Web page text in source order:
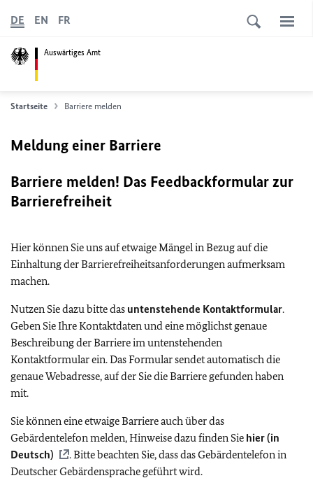
Auswärtiges Amt
DE EN FR
Startseite Barriere melden
Meldung einer Barriere
Barriere melden! Das Feedbackformular zur
Barrierefreiheit
Hier können Sie uns auf etwaige Mängel in Bezug auf die
Einhaltung der Barrierefreiheitsanforderungen aufmerksam
machen.
Nutzen Sie dazu bitte das untenstehende Kontaktformular.
Geben Sie Ihre Kontaktdaten und eine möglichst genaue
Beschreibung der Barriere im untenstehenden
Kontaktformular ein. Das Formular sendet automatisch die
genaue Webadresse, auf der Sie die Barriere gefunden haben
mit.
Sie können eine etwaige Barriere auch über das
Gebärdentelefon melden, Hinweise dazu finden Sie hier (in
Deutsch)
. Bitte beachten Sie, dass das Gebärdentelefon in
Deutscher Gebärdensprache geführt wird.